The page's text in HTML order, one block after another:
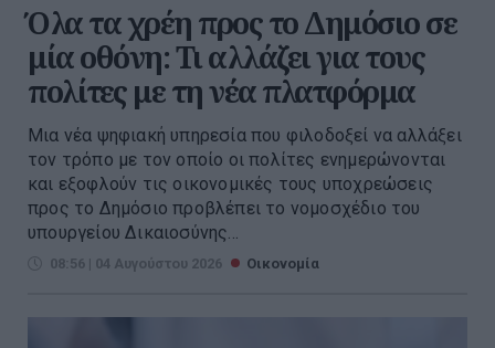
Όλα τα χρέη προς το Δημόσιο σε
μία οθόνη: Τι αλλάζει για τους
πολίτες με τη νέα πλατφόρμα
Μια νέα ψηφιακή υπηρεσία που φιλοδοξεί να αλλάξει
τον τρόπο με τον οποίο οι πολίτες ενημερώνονται
και εξοφλούν τις οικονομικές τους υποχρεώσεις
προς το Δημόσιο προβλέπει το νομοσχέδιο του
υπουργείου Δικαιοσύνης...
08:56 | 04 Αυγούστου 2026 Οικονομία